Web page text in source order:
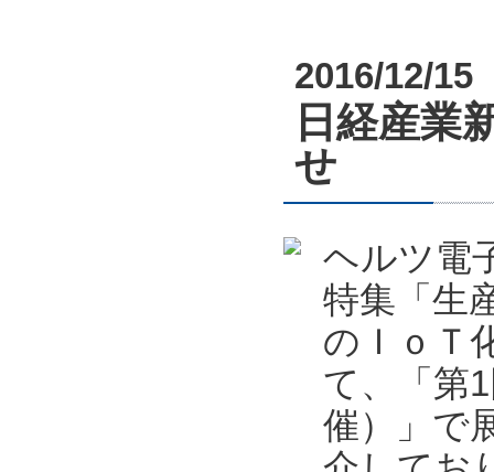
2016/12/15
日経産業
せ
ヘルツ電
特集「生
のＩｏＴ
て、「第
催）」で